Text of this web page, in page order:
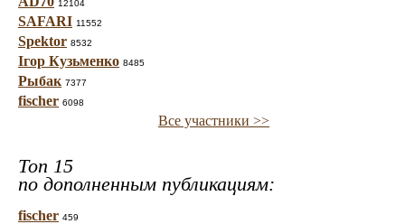
12104
SAFARI 11552
Spektor 8532
Ігор Кузьменко 8485
Рыбак 7377
fischer 6098
Все участники >>
Топ 15
по дополненным публикациям:
fischer 459